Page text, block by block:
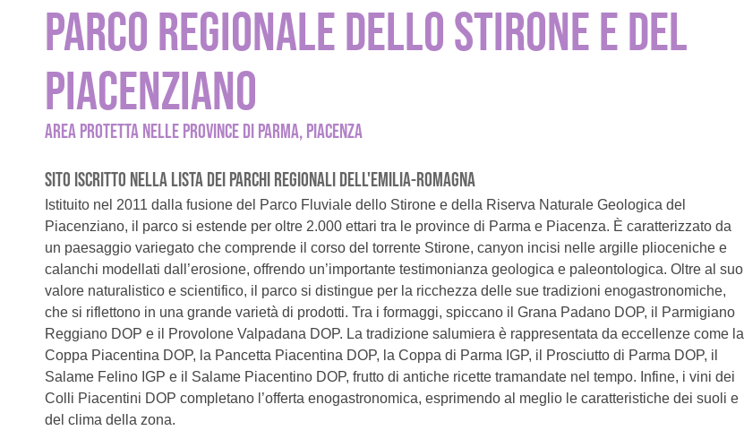
PARCO REGIONALE DELLO STIRONE E DEL
PIACENZIANO
AREA PROTETTA NELLE PROVINCE DI PARMA, PIACENZA
SITO ISCRITTO NELLA LISTA DEI PARCHI REGIONALI DELL'EMILIA-ROMAGNA
Istituito nel 2011 dalla fusione del Parco Fluviale dello Stirone e della Riserva Naturale Geologica del
Piacenziano, il parco si estende per oltre 2.000 ettari tra le province di Parma e Piacenza. È caratterizzato da
un paesaggio variegato che comprende il corso del torrente Stirone, canyon incisi nelle argille plioceniche e
calanchi modellati dall’erosione, offrendo un’importante testimonianza geologica e paleontologica. Oltre al suo
valore naturalistico e scientifico, il parco si distingue per la ricchezza delle sue tradizioni enogastronomiche,
che si riflettono in una grande varietà di prodotti. Tra i formaggi, spiccano il Grana Padano DOP, il Parmigiano
Reggiano DOP e il Provolone Valpadana DOP. La tradizione salumiera è rappresentata da eccellenze come la
Coppa Piacentina DOP, la Pancetta Piacentina DOP, la Coppa di Parma IGP, il Prosciutto di Parma DOP, il
Salame Felino IGP e il Salame Piacentino DOP, frutto di antiche ricette tramandate nel tempo. Infine, i vini dei
Colli Piacentini DOP completano l’offerta enogastronomica, esprimendo al meglio le caratteristiche dei suoli e
del clima della zona.